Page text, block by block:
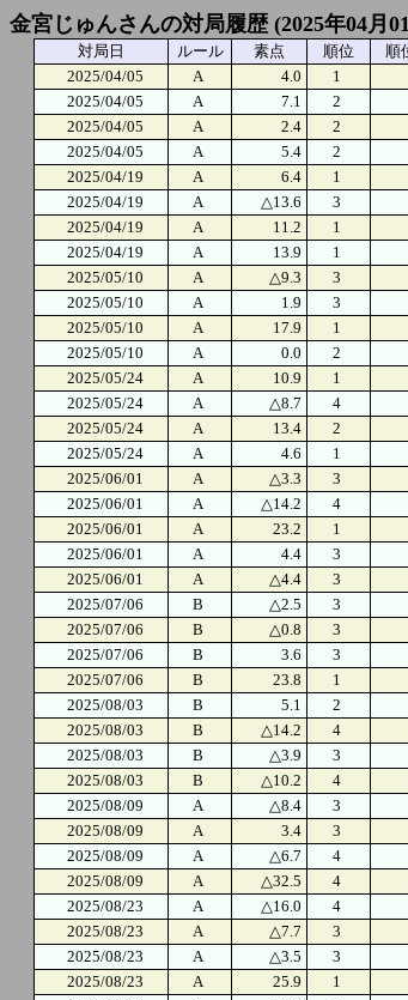
金宮じゅんさんの対局履歴 (2025年04月
対局日 ルール 素点 順位 順
2025/04/05
A 4.0 1
2025/04/05
A 7.1 2
2025/04/05
A 2.4 2
2025/04/05
A 5.4 2
2025/04/19
A 6.4 1
2025/04/19
A △13.6 3
2025/04/19
A 11.2 1
2025/04/19
A 13.9 1
2025/05/10
A △9.3 3
2025/05/10
A 1.9 3
2025/05/10
A 17.9 1
2025/05/10
A 0.0 2
2025/05/24
A 10.9 1
2025/05/24
A △8.7 4
2025/05/24
A 13.4 2
2025/05/24
A 4.6 1
2025/06/01
A △3.3 3
2025/06/01
A △14.2 4
2025/06/01
A 23.2 1
2025/06/01
A 4.4 3
2025/06/01
A △4.4 3
2025/07/06
B △2.5 3
2025/07/06
B △0.8 3
2025/07/06
B 3.6 3
2025/07/06
B 23.8 1
2025/08/03
B 5.1 2
2025/08/03
B △14.2 4
2025/08/03
B △3.9 3
2025/08/03
B △10.2 4
2025/08/09
A △8.4 3
2025/08/09
A 3.4 3
2025/08/09
A △6.7 4
2025/08/09
A △32.5 4
2025/08/23
A △16.0 4
2025/08/23
A △7.7 3
2025/08/23
A △3.5 3
2025/08/23
A 25.9 1